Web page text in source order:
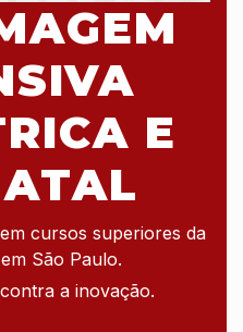
E
cursos superiores da
São Paulo.
a inovação.